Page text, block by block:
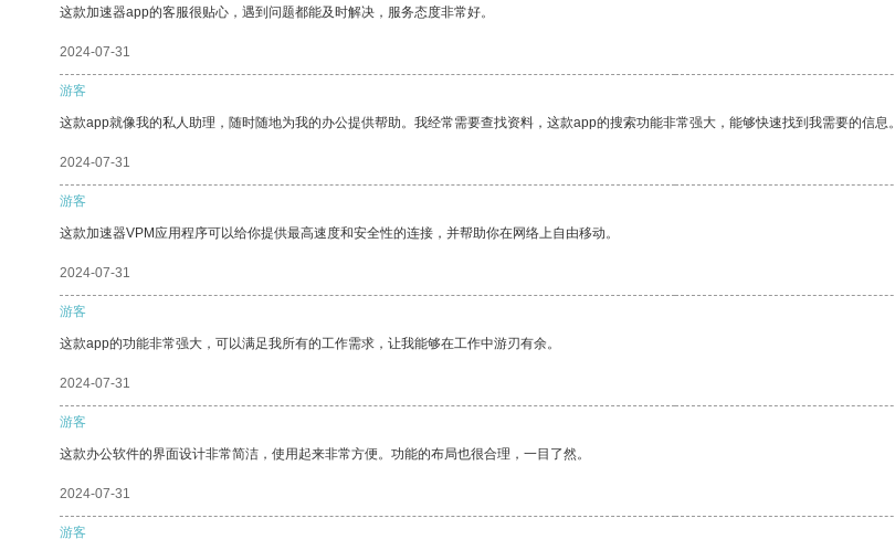
这款加速器app的客服很贴心，遇到问题都能及时解决，服务态度非常好。
2024-07-31
游客
这款app就像我的私人助理，随时随地为我的办公提供帮助。我经常需要查找资料，这款app的搜索功能非常强大，能够快速找到我需要的信息。
2024-07-31
游客
这款加速器VPM应用程序可以给你提供最高速度和安全性的连接，并帮助你在网络上自由移动。
2024-07-31
游客
这款app的功能非常强大，可以满足我所有的工作需求，让我能够在工作中游刃有余。
2024-07-31
游客
这款办公软件的界面设计非常简洁，使用起来非常方便。功能的布局也很合理，一目了然。
2024-07-31
游客